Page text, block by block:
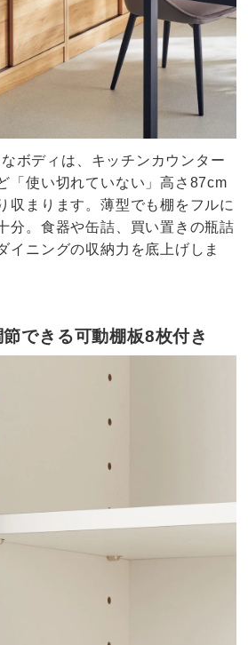
ボディは、キッチンカウンター
「使い切れていない」高さ87cm
収まります。薄型でも棚をフルに
分。食器や缶詰、買い置きの瓶詰
イニングの収納力を底上げしま
できる可動棚板8枚付き